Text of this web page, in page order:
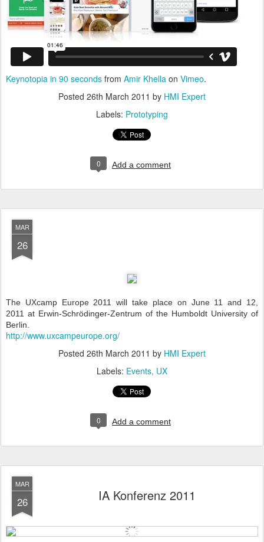
Keynotopia in 90 seconds from Amir Khella on Vimeo.
Posted 26th March 2011 by HMI Expert
Labels: Prototyping
0 Add a comment
MAR
26
The UXcamp Europe 2011 will take place on June 11 and 12,
2011 at Erwin-Schrödinger-Zentrum of the Humboldt University of
Berlin.
http://www.uxcampeurope.org/
Posted 26th March 2011 by HMI Expert
Labels: Events UX
0 Add a comment
MAR
26 IA Konferenz 2011